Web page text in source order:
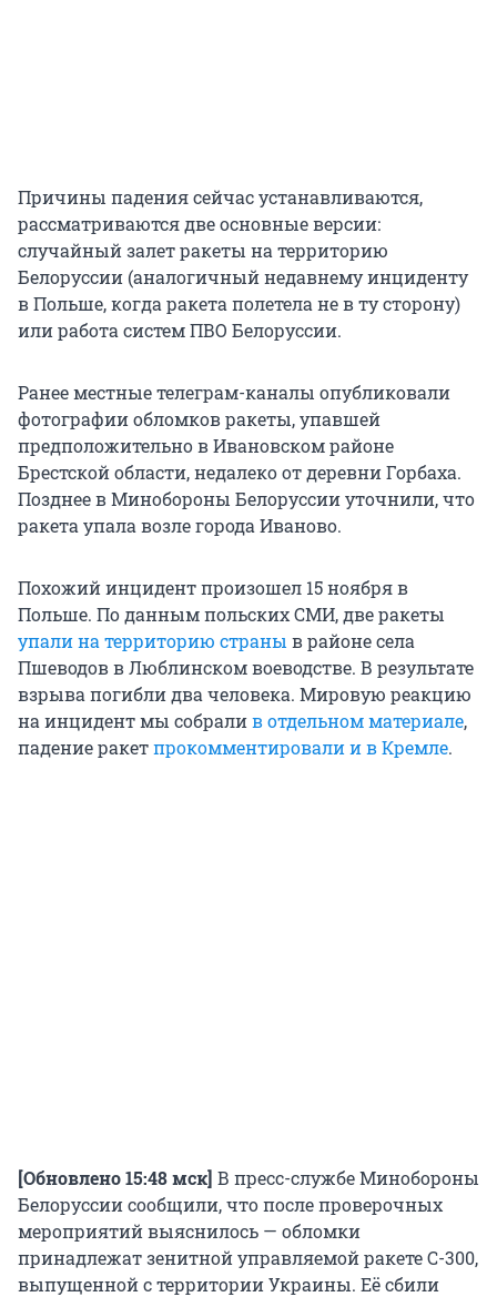
Причины падения сейчас устанавливаются,
рассматриваются две основные версии:
случайный залет ракеты на территорию
Белоруссии (аналогичный недавнему инциденту
в Польше, когда ракета полетела не в ту сторону)
или работа систем ПВО Белоруссии.
Ранее местные телеграм-каналы опубликовали
фотографии обломков ракеты, упавшей
предположительно в Ивановском районе
Брестской области, недалеко от деревни Горбаха.
Позднее в Минобороны Белоруссии уточнили, что
ракета упала возле города Иваново.
Похожий инцидент произошел 15 ноября в
Польше. По данным польских СМИ, две ракеты
упали на территорию страны в районе села
Пшеводов в Люблинском воеводстве. В результате
взрыва погибли два человека. Мировую реакцию
на инцидент мы собралив отдельном материале,
падение ракетпрокомментировали и в Кремле.
[Обновлено 15:48 мск] В пресс-службе Минобороны
Белоруссии сообщили, что после проверочных
мероприятий выяснилось — обломки
принадлежат зенитной управляемой ракете С-300,
выпущенной с территории Украины. Её сбили